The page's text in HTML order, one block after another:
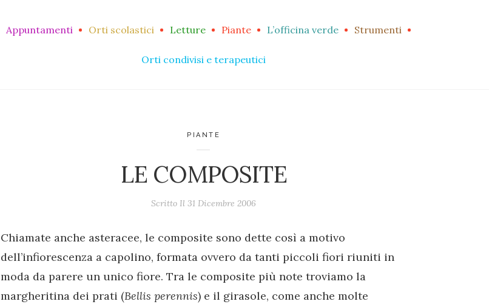
Appuntamenti Orti scolastici Letture Piante L’officina verde Strumenti
Orti condivisi e terapeutici
PIANTE
LE COMPOSITE
Scritto Il31 Dicembre 2006
Chiamate anche asteracee, le composite sono dette così a motivo
dell’infiorescenza a capolino, formata ovvero da tanti piccoli fiori riuniti in
moda da parere un unico fiore. Tra le composite più note troviamo la
margheritina dei prati (Bellis perennis) e il girasole, come anche molte